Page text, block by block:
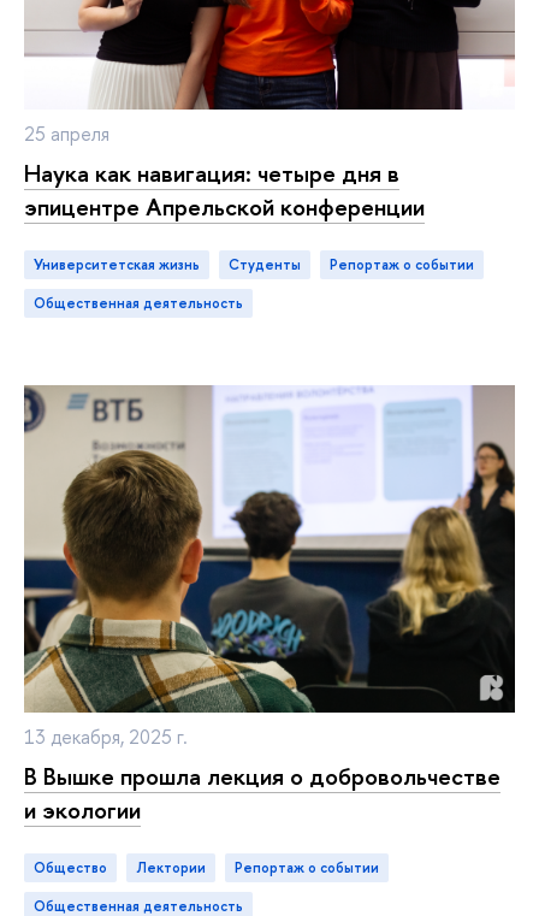
25 апреля
Наука как навигация: четыре дня в
эпицентре Апрельской конференции
Университетская жизнь студенты
репортаж о событии
общественная деятельность
13 декабря, 2025 г.
В Вышке прошла лекция о добровольчестве
и экологии
Общество лектории
репортаж о событии
общественная деятельность